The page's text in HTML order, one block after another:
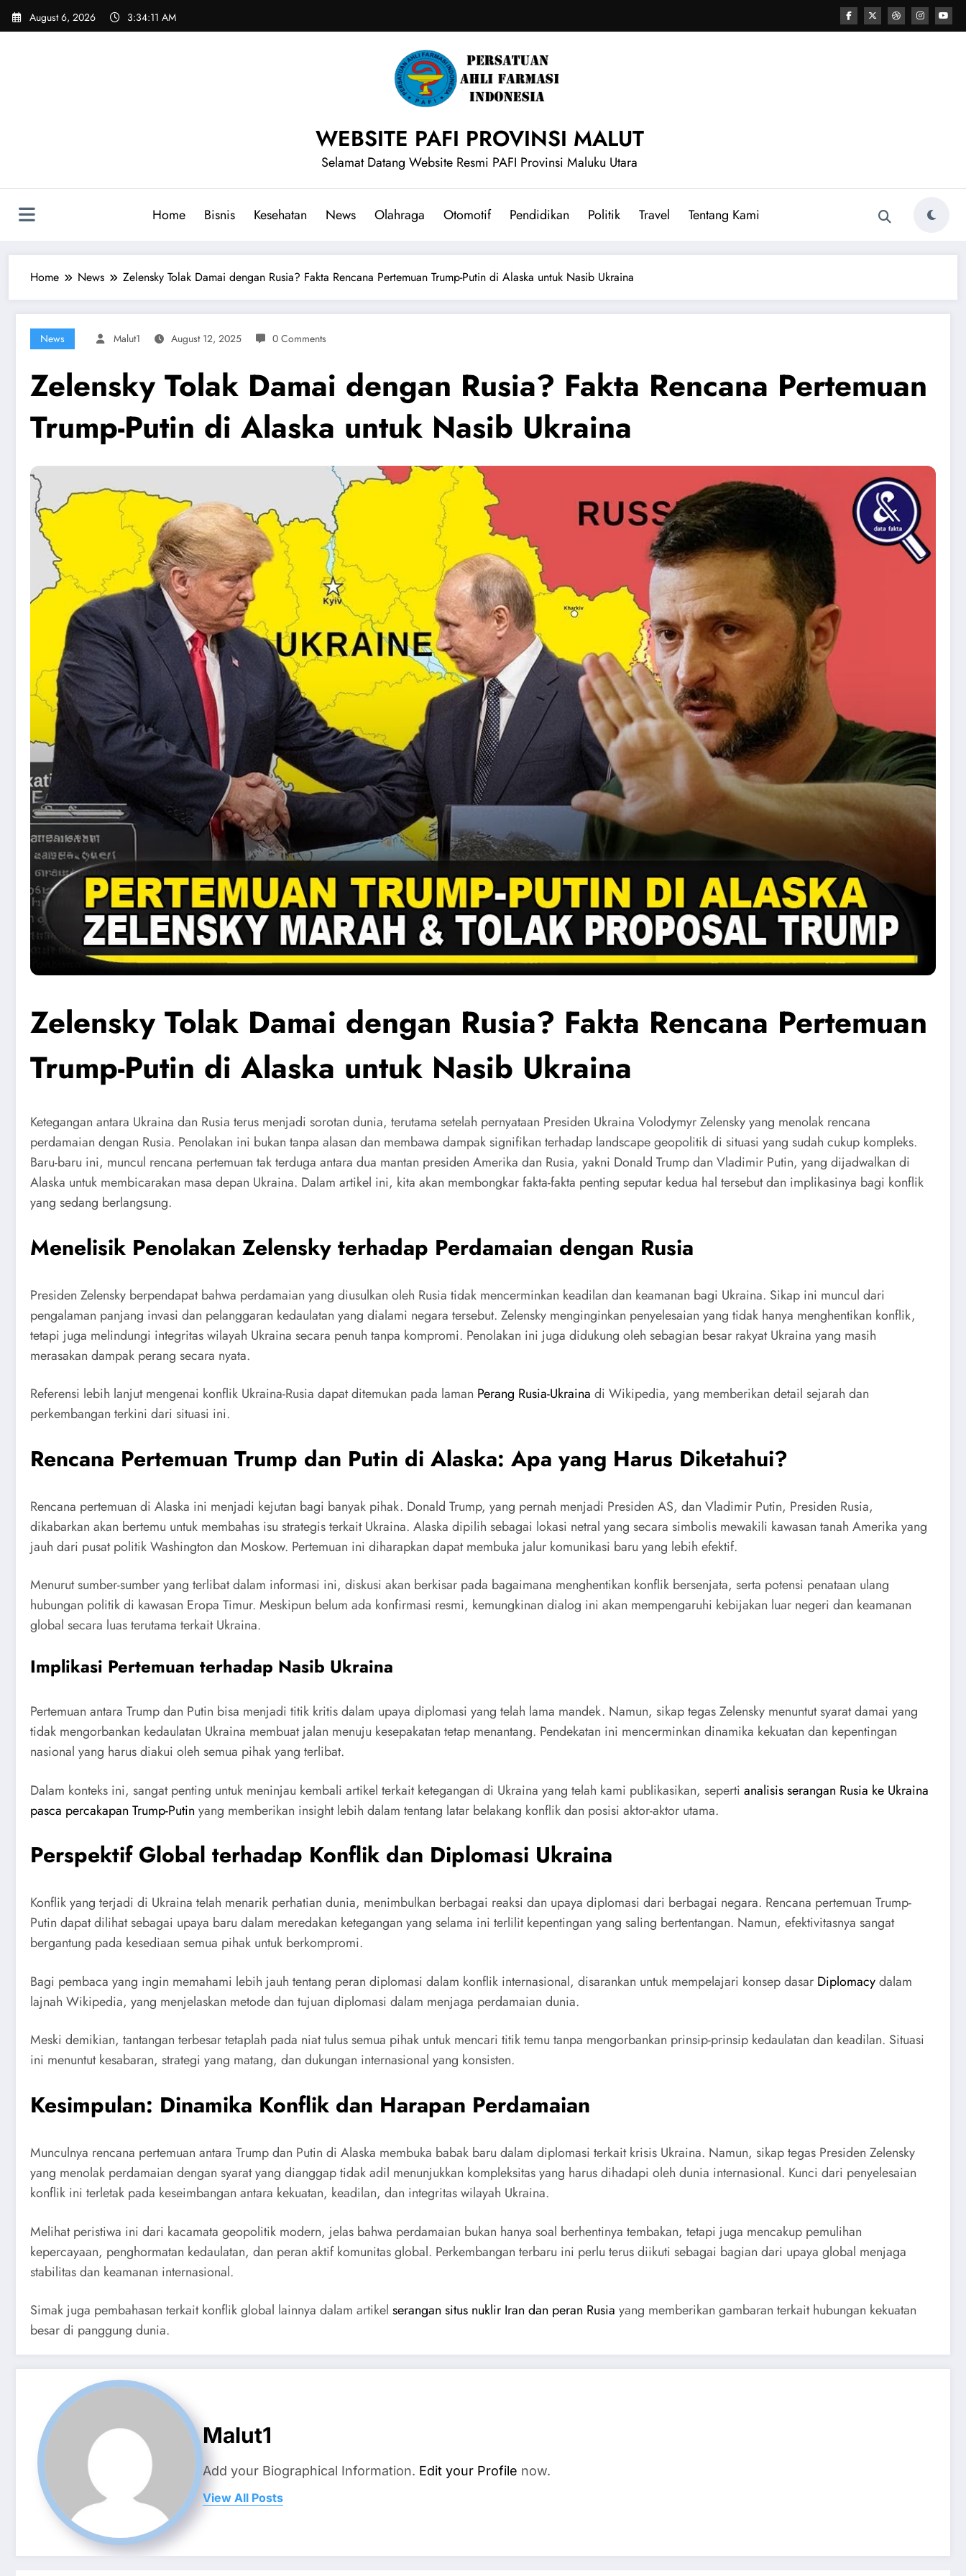
Skip
August 6, 2026 3:34:12 AM
WEBSITE PAFI PROVINSI MALUT
Selamat Datang Website Resmi PAFI Provinsi Maluku Utara
Home Bisnis Kesehatan News Olahraga Otomotif Pendidikan Politik Travel Tentang Kami
Home News Zelensky Tolak Damai dengan Rusia? Fakta Rencana Pertemuan Trump-Putin di Alaska untuk Nasib Ukraina
News Malut1 August 12, 2025 0 Comments
Zelensky Tolak Damai dengan Rusia? Fakta Rencana Pertemuan
Trump-Putin di Alaska untuk Nasib Ukraina
Zelensky Tolak Damai dengan Rusia? Fakta Rencana Pertemuan
Trump-Putin di Alaska untuk Nasib Ukraina
Ketegangan antara Ukraina dan Rusia terus menjadi sorotan dunia, terutama setelah pernyataan Presiden Ukraina Volodymyr Zelensky yang menolak rencana
perdamaian dengan Rusia. Penolakan ini bukan tanpa alasan dan membawa dampak signifikan terhadap landscape geopolitik di situasi yang sudah cukup kompleks.
Baru-baru ini, muncul rencana pertemuan tak terduga antara dua mantan presiden Amerika dan Rusia, yakni Donald Trump dan Vladimir Putin, yang dijadwalkan di
Alaska untuk membicarakan masa depan Ukraina. Dalam artikel ini, kita akan membongkar fakta-fakta penting seputar kedua hal tersebut dan implikasinya bagi konflik
yang sedang berlangsung.
Menelisik Penolakan Zelensky terhadap Perdamaian dengan Rusia
Presiden Zelensky berpendapat bahwa perdamaian yang diusulkan oleh Rusia tidak mencerminkan keadilan dan keamanan bagi Ukraina. Sikap ini muncul dari
pengalaman panjang invasi dan pelanggaran kedaulatan yang dialami negara tersebut. Zelensky menginginkan penyelesaian yang tidak hanya menghentikan konflik,
tetapi juga melindungi integritas wilayah Ukraina secara penuh tanpa kompromi. Penolakan ini juga didukung oleh sebagian besar rakyat Ukraina yang masih
merasakan dampak perang secara nyata.
Referensi lebih lanjut mengenai konflik Ukraina-Rusia dapat ditemukan pada laman Perang Rusia-Ukraina di Wikipedia, yang memberikan detail sejarah dan
perkembangan terkini dari situasi ini.
Rencana Pertemuan Trump dan Putin di Alaska: Apa yang Harus Diketahui?
Rencana pertemuan di Alaska ini menjadi kejutan bagi banyak pihak. Donald Trump, yang pernah menjadi Presiden AS, dan Vladimir Putin, Presiden Rusia,
dikabarkan akan bertemu untuk membahas isu strategis terkait Ukraina. Alaska dipilih sebagai lokasi netral yang secara simbolis mewakili kawasan tanah Amerika yang
jauh dari pusat politik Washington dan Moskow. Pertemuan ini diharapkan dapat membuka jalur komunikasi baru yang lebih efektif.
Menurut sumber-sumber yang terlibat dalam informasi ini, diskusi akan berkisar pada bagaimana menghentikan konflik bersenjata, serta potensi penataan ulang
hubungan politik di kawasan Eropa Timur. Meskipun belum ada konfirmasi resmi, kemungkinan dialog ini akan mempengaruhi kebijakan luar negeri dan keamanan
global secara luas terutama terkait Ukraina.
Implikasi Pertemuan terhadap Nasib Ukraina
Pertemuan antara Trump dan Putin bisa menjadi titik kritis dalam upaya diplomasi yang telah lama mandek. Namun, sikap tegas Zelensky menuntut syarat damai yang
tidak mengorbankan kedaulatan Ukraina membuat jalan menuju kesepakatan tetap menantang. Pendekatan ini mencerminkan dinamika kekuatan dan kepentingan
nasional yang harus diakui oleh semua pihak yang terlibat.
Dalam konteks ini, sangat penting untuk meninjau kembali artikel terkait ketegangan di Ukraina yang telah kami publikasikan, seperti analisis serangan Rusia ke Ukraina
pasca percakapan Trump-Putin yang memberikan insight lebih dalam tentang latar belakang konflik dan posisi aktor-aktor utama.
Perspektif Global terhadap Konflik dan Diplomasi Ukraina
Konflik yang terjadi di Ukraina telah menarik perhatian dunia, menimbulkan berbagai reaksi dan upaya diplomasi dari berbagai negara. Rencana pertemuan Trump-
Putin dapat dilihat sebagai upaya baru dalam meredakan ketegangan yang selama ini terlilit kepentingan yang saling bertentangan. Namun, efektivitasnya sangat
bergantung pada kesediaan semua pihak untuk berkompromi.
Bagi pembaca yang ingin memahami lebih jauh tentang peran diplomasi dalam konflik internasional, disarankan untuk mempelajari konsep dasar Diplomacydalam
lajnah Wikipedia, yang menjelaskan metode dan tujuan diplomasi dalam menjaga perdamaian dunia.
Meski demikian, tantangan terbesar tetaplah pada niat tulus semua pihak untuk mencari titik temu tanpa mengorbankan prinsip-prinsip kedaulatan dan keadilan. Situasi
ini menuntut kesabaran, strategi yang matang, dan dukungan internasional yang konsisten.
Kesimpulan: Dinamika Konflik dan Harapan Perdamaian
Munculnya rencana pertemuan antara Trump dan Putin di Alaska membuka babak baru dalam diplomasi terkait krisis Ukraina. Namun, sikap tegas Presiden Zelensky
yang menolak perdamaian dengan syarat yang dianggap tidak adil menunjukkan kompleksitas yang harus dihadapi oleh dunia internasional. Kunci dari penyelesaian
konflik ini terletak pada keseimbangan antara kekuatan, keadilan, dan integritas wilayah Ukraina.
Melihat peristiwa ini dari kacamata geopolitik modern, jelas bahwa perdamaian bukan hanya soal berhentinya tembakan, tetapi juga mencakup pemulihan
kepercayaan, penghormatan kedaulatan, dan peran aktif komunitas global. Perkembangan terbaru ini perlu terus diikuti sebagai bagian dari upaya global menjaga
stabilitas dan keamanan internasional.
Simak juga pembahasan terkait konflik global lainnya dalam artikel serangan situs nuklir Iran dan peran Rusia yang memberikan gambaran terkait hubungan kekuatan
besar di panggung dunia.
Malut1
Add your Biographical Information. Edit your Profile now.
View All Posts